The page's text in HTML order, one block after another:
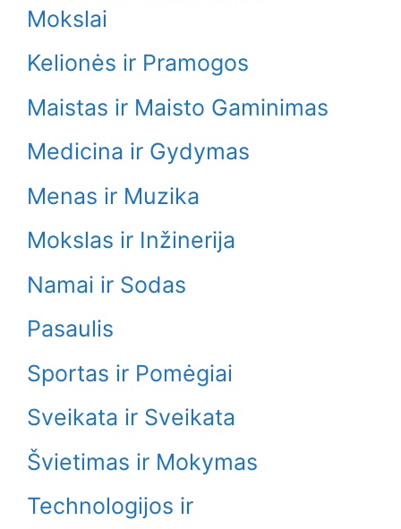
Mokslai
Kelionės ir Pramogos
Maistas ir Maisto Gaminimas
Medicina ir Gydymas
Menas ir Muzika
Mokslas ir Inžinerija
Namai ir Sodas
Pasaulis
Sportas ir Pomėgiai
Sveikata ir Sveikata
Švietimas ir Mokymas
Technologijos ir